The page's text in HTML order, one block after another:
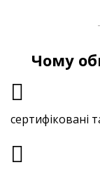
Чому
сертифіковані